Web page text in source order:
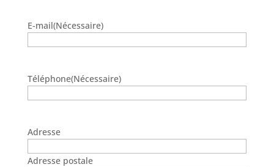
E-mail(Nécessaire)
Téléphone(Nécessaire)
Adresse
Adresse postale